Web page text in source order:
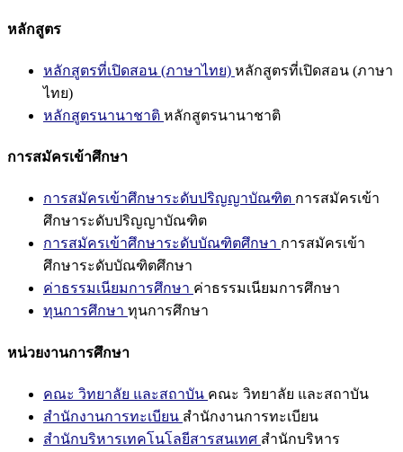
หลักสูตร
หลักสูตรที่เปิดสอน (ภาษาไทย) หลักสูตรที่เปิดสอน (ภาษา
ไทย)
หลักสูตรนานาชาติ หลักสูตรนานาชาติ
การสมัครเข้าศึกษา
การสมัครเข้าศึกษาระดับปริญญาบัณฑิต การสมัครเข้า
ศึกษาระดับปริญญาบัณฑิต
การสมัครเข้าศึกษาระดับบัณฑิตศึกษา การสมัครเข้า
ศึกษาระดับบัณฑิตศึกษา
ค่าธรรมเนียมการศึกษา ค่าธรรมเนียมการศึกษา
ทุนการศึกษา ทุนการศึกษา
หน่วยงานการศึกษา
คณะ วิทยาลัย และสถาบัน คณะ วิทยาลัย และสถาบัน
สำนักงานการทะเบียน สำนักงานการทะเบียน
สำนักบริหารเทคโนโลยีสารสนเทศ สำนักบริหาร